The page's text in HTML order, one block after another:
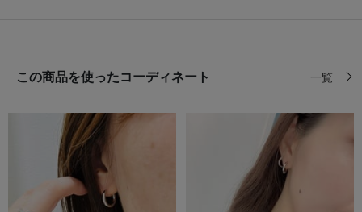
この商品を使ったコーディネート 一覧